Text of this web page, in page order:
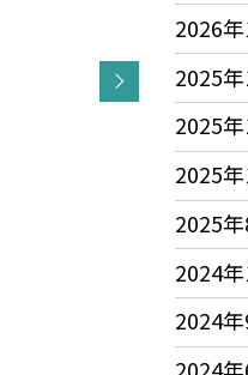
2026
2025
2025
2025
2025
2024
2024